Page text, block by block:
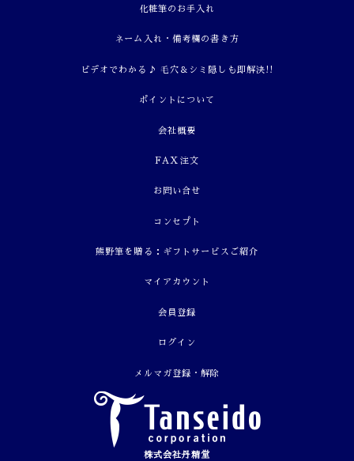
化粧筆のお手入れ
ネーム入れ・備考欄の書き方
ビデオでわかる♪ 毛穴＆シミ隠しも即解決!!
ポイントについて
会社概要
FAX注文
お問い合せ
コンセプト
熊野筆を贈る：ギフトサービスご紹介
マイアカウント
会員登録
ログイン
メルマガ登録・解除
株式会社丹精堂